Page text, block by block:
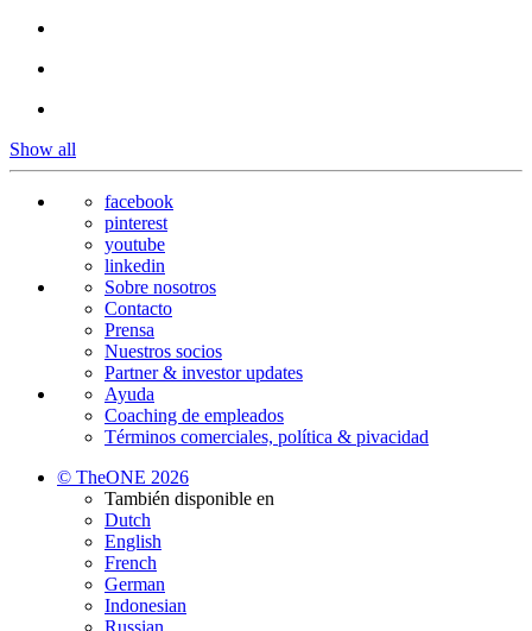
Show all
facebook
pinterest
youtube
linkedin
Sobre nosotros
Contacto
Prensa
Nuestros socios
Partner & investor updates
Ayuda
Coaching de empleados
Términos comerciales, política & pivacidad
© TheONE 2026
También disponible en
Dutch
English
French
German
Indonesian
Russian